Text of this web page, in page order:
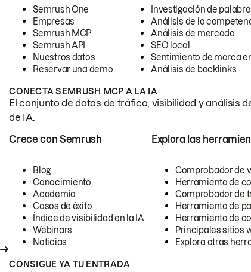
Semrush One
Empresas
Semrush MCP
Semrush API
Nuestros datos
Reservar una demo
Investigación de
Análisis de la
Análisis de mercado
SEO local
Sentimiento de marca
Análisis de backlinks
CONECTA SEMRUSH MCP A LA IA
El conjunto de datos de tráfico, visibilidad y análisis
de IA.
Crece con Semrush
Blog
Conocimiento
Academia
Casos de éxito
Índice de visibilidad en la IA
Webinars
Noticias
Explora las
Comprobador de
Herramienta de
Comprobador de
Herramienta de
Herramienta de
Principales sitios
Explora otras
CONSIGUE YA TU ENTRADA